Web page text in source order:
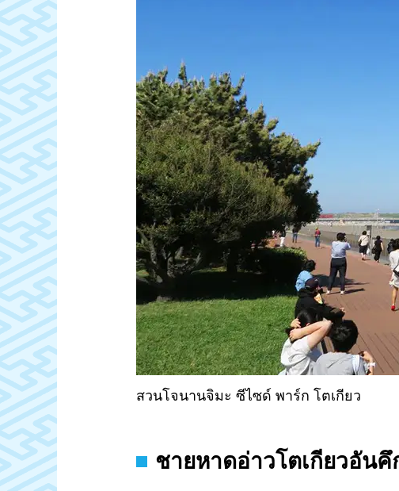
สวนโจนานจิมะ ซีไซด์ พาร์ก โตเกียว
ชายหาดอ่าวโตเกียวอันคึ